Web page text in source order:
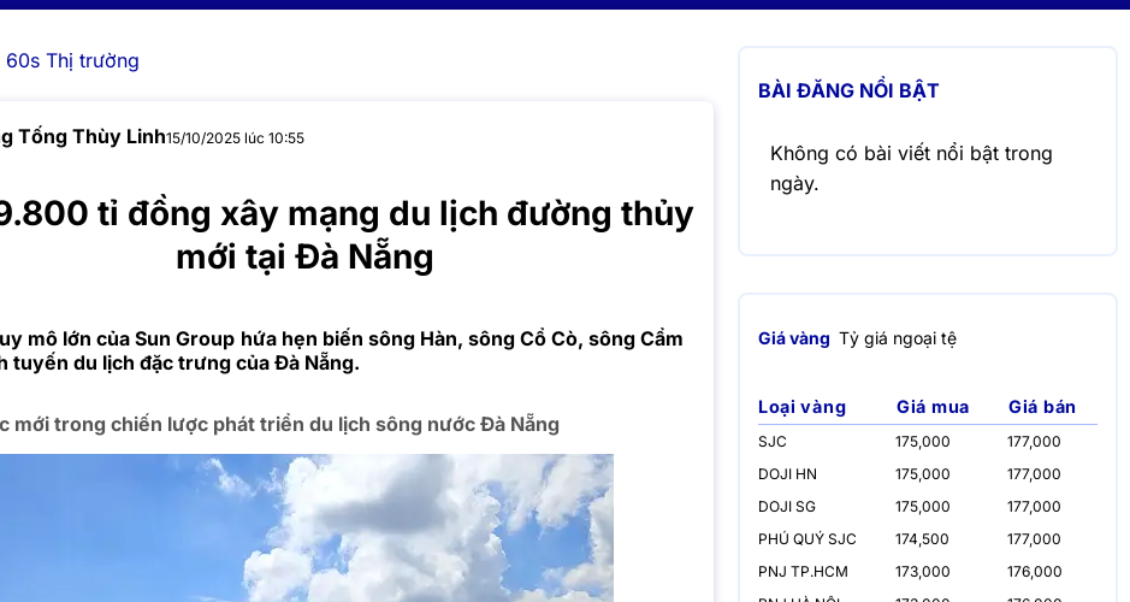
60s Thị trường
Tống Thùy Linh15/10/2025 lúc 10:55
tỉ đồng xây mạng du lịch đường thủy
mới tại Đà Nẵng
mô lớn của Sun Group hứa hẹn biến sông Hàn, sông Cổ Cò, sông Cẩm
tuyến du lịch đặc trưng của Đà Nẵng.
mới trong chiến lược phát triển du lịch sông nước Đà Nẵng
BÀI ĐĂNG NỔI BẬT
Không có bài viết nổi bật trong
ngày.
Giá vàng Tỷ giá ngoại tệ
Loại vàng Giá mua Giá bán
SJC 175,000
177,000
DOJI HN
175,000
177,000
DOJI SG
175,000
177,000
PHÚ QUÝ SJC
174,500
177,000
PNJ TP.HCM
173,000
176,000